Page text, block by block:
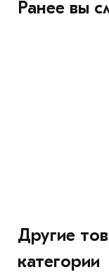
Ранее вы
Другие
категории